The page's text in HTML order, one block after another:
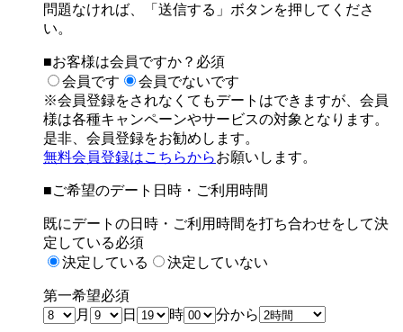
問題なければ、「送信する」ボタンを押してくださ
い。
■お客様は会員ですか？ 必須
会員です
会員でないです
※会員登録をされなくてもデートはできますが、 会員
様は各種キャンペーンやサービスの対象となります。
是非、会員登録をお勧めします。
無料会員登録はこちらからお願いします。
■ご希望のデート日時・ご利用時間
既にデートの日時・ご利用時間を打ち合わせをして決
定している必須
決定している
決定していない
第一希望必須
月
日 時 分から